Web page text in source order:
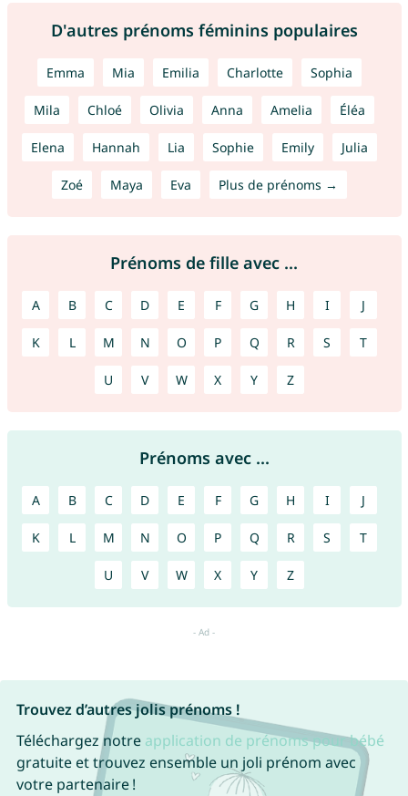
D'autres prénoms féminins populaires
Emma Mia Emilia Charlotte Sophia
Mila Chloé Olivia Anna Amelia Éléa
Elena Hannah Lia Sophie Emily Julia
Zoé Maya Eva Plus de prénoms →
Prénoms de fille avec ...
A B C D E F G H I J
K L M N O P Q R S T
U V W X Y Z
Prénoms avec ...
A B C D E F G H I J
K L M N O P Q R S T
U V W X Y Z
Trouvez d’autres jolis prénoms !
Téléchargez notre application de prénoms pour bébé
gratuite et trouvez ensemble un joli prénom avec
votre partenaire !